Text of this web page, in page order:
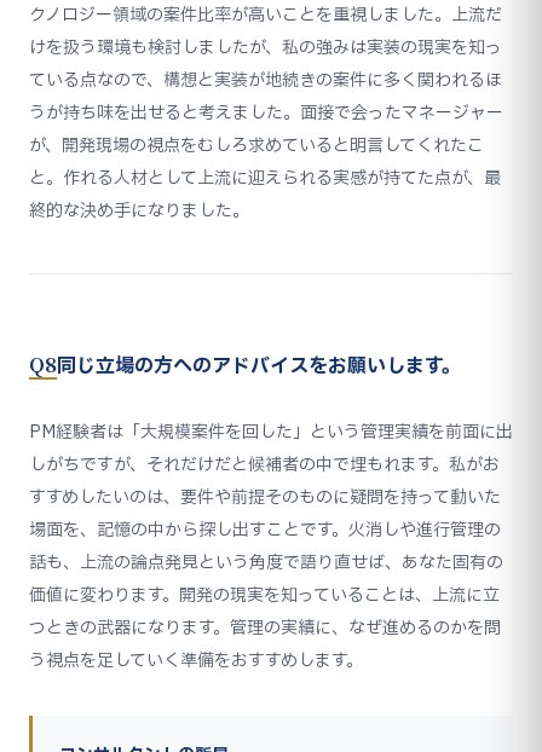
クノロジー領域の案件比率が高いことを重視しました。上流だ
けを扱う環境も検討しましたが、私の強みは実装の現実を知っ
ている点なので、構想と実装が地続きの案件に多く関われるほ
うが持ち味を出せると考えました。面接で会ったマネージャー
が、開発現場の視点をむしろ求めていると明言してくれたこ
と。作れる人材として上流に迎えられる実感が持てた点が、最
終的な決め手になりました。
Q8同じ立場の方へのアドバイスをお願いします。
PM経験者は「大規模案件を回した」という管理実績を前面に出
しがちですが、それだけだと候補者の中で埋もれます。私がお
すすめしたいのは、要件や前提そのものに疑問を持って動いた
場面を、記憶の中から探し出すことです。火消しや進行管理の
話も、上流の論点発見という角度で語り直せば、あなた固有の
価値に変わります。開発の現実を知っていることは、上流に立
つときの武器になります。管理の実績に、なぜ進めるのかを問
う視点を足していく準備をおすすめします。